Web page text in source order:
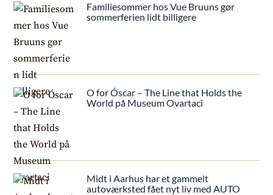
Familiesommer hos Vue Bruuns gør
sommerferien lidt billigere
O for Óscar – The Line that Holds the
World på Museum Ovartaci
Midt i Aarhus har et gammelt
autoværksted fået nyt liv med AUTO